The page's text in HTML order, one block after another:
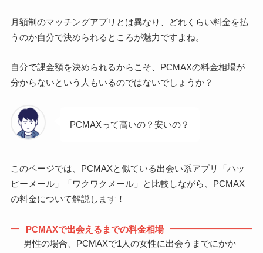
月額制のマッチングアプリとは異なり、どれくらい料金を払
うのか自分で決められるところが魅力ですよね。
自分で課金額を決められるからこそ、PCMAXの料金相場が
分からないという人もいるのではないでしょうか？
PCMAXって高いの？安いの？
このページでは、PCMAXと似ている出会い系アプリ「ハッ
ピーメール」「ワクワクメール」と比較しながら、PCMAX
の料金について解説します！
PCMAXで出会えるまでの料金相場
男性の場合、PCMAXで1人の女性に出会うまでにかか